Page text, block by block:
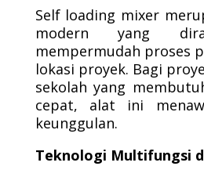
Self loading mixer
modern yang
mempermudah proses
lokasi proyek. Bagi
sekolah yang
cepat, alat ini
keunggulan.
Teknologi Multifungsi